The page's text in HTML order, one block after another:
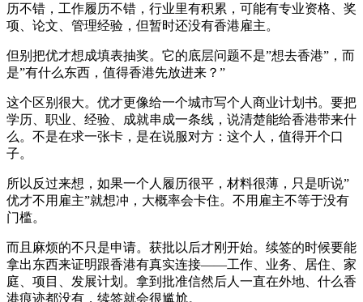
历不错，工作履历不错，行业里有积累，可能有专业资格、奖
项、论文、管理经验，但暂时还没有香港雇主。
但别把优才想成填表抽奖。它的底层问题不是”想去香港”，而
是”有什么东西，值得香港先放进来？”
这个区别很大。优才更像给一个城市写个人商业计划书。要把
学历、职业、经验、成就串成一条线，说清楚能给香港带来什
么。不是在求一张卡，是在说服对方：这个人，值得开个口
子。
所以反过来想，如果一个人履历很平，材料很薄，只是听说”
优才不用雇主”就想冲，大概率会卡住。不用雇主不等于没有
门槛。
而且麻烦的不只是申请。获批以后才刚开始。续签的时候要能
拿出东西来证明跟香港有真实连接——工作、业务、居住、家
庭、项目、发展计划。拿到批准信然后人一直在外地、什么香
港痕迹都没有，续签就会很尴尬。